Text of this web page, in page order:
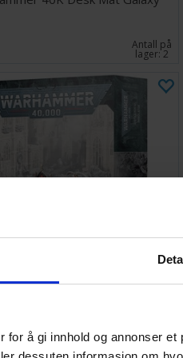
for å gi innhold og annonser
Antall på
lager:2
Antall på